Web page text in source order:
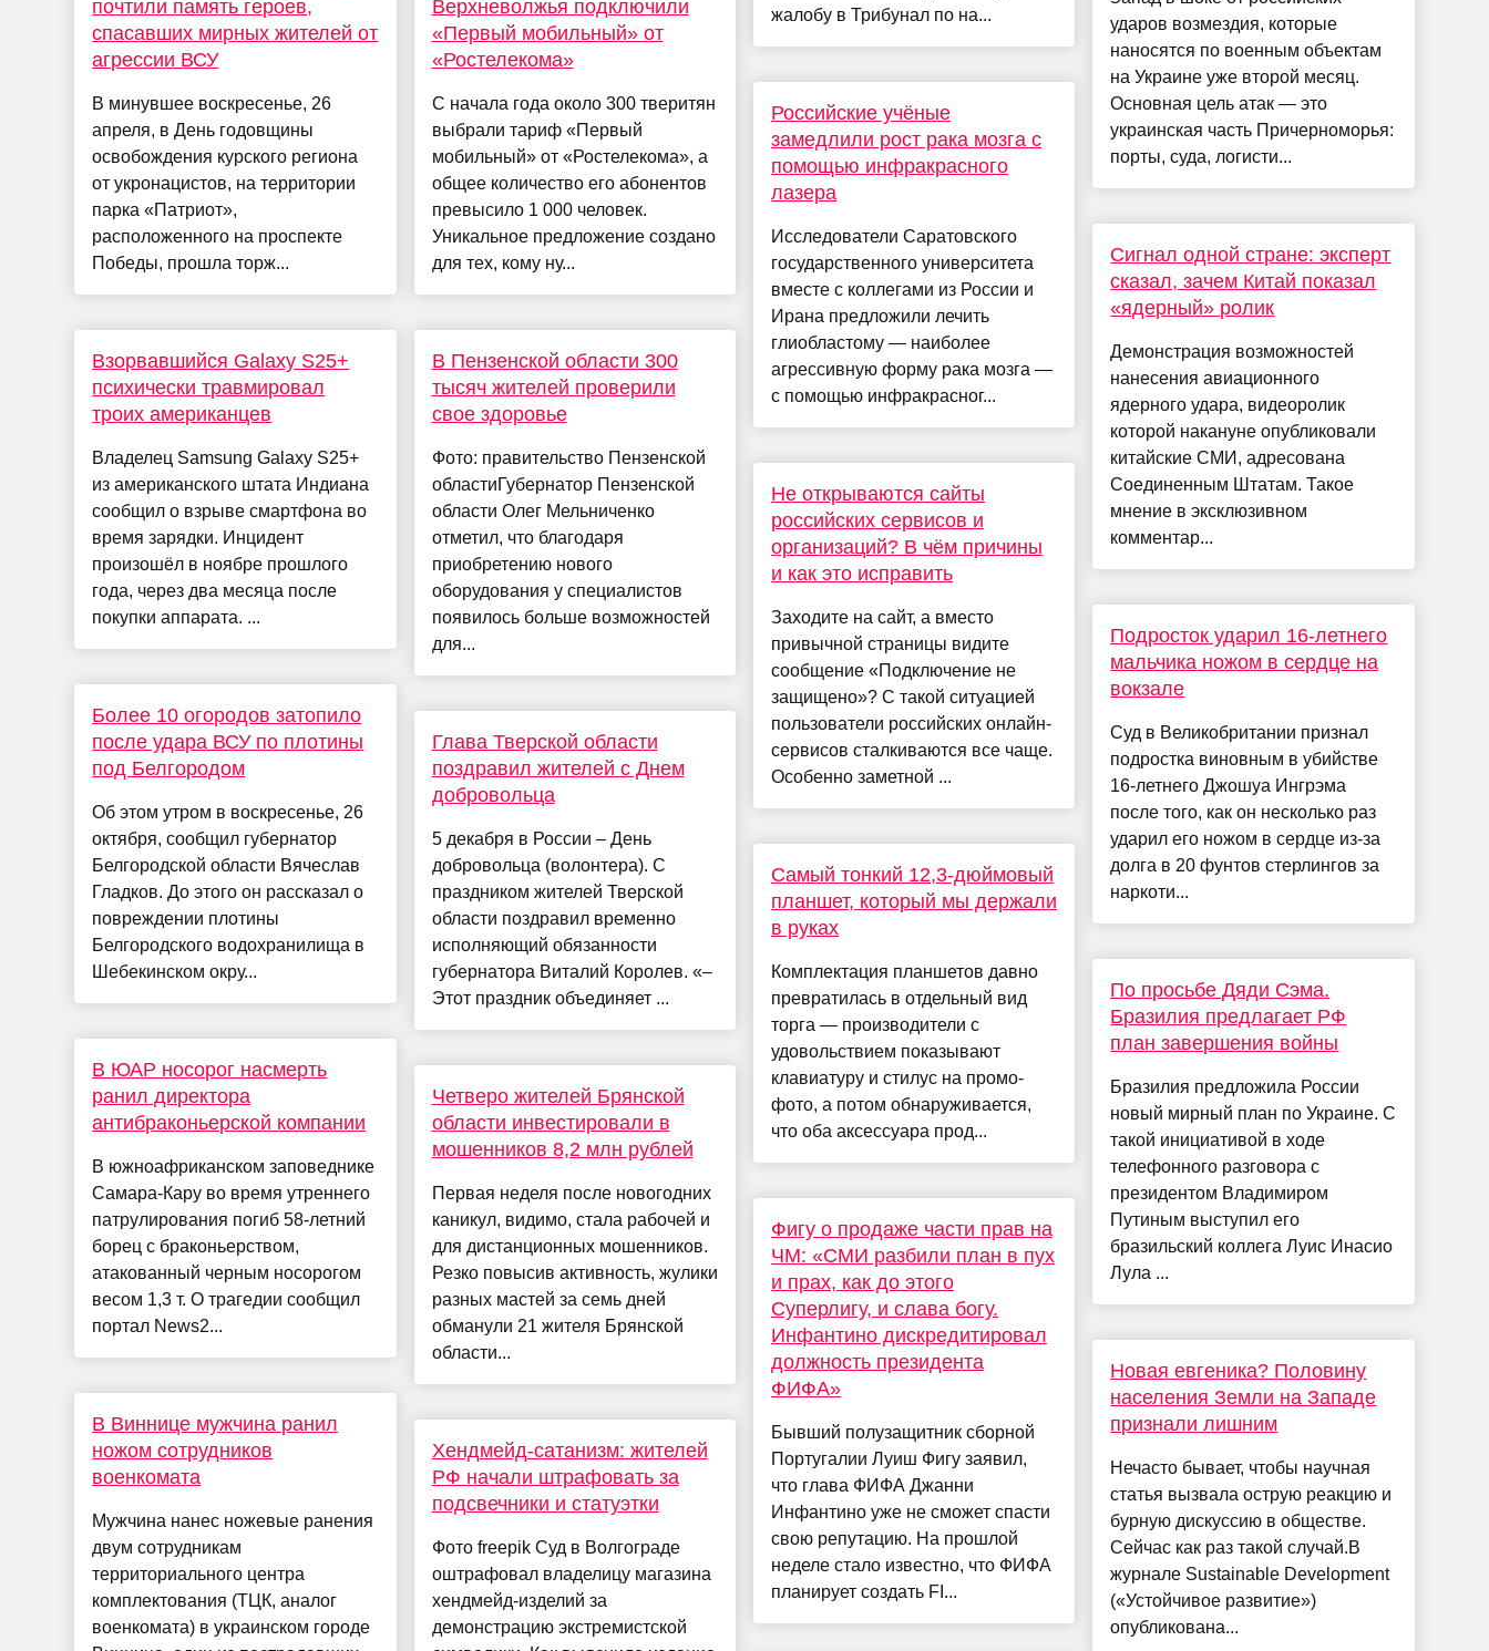
почтили память героев,
спасавших мирных жителей от
агрессии ВСУ
В минувшее воскресенье, 26
апреля, в День годовщины
освобождения курского региона
от укронацистов, на территории
парка «Патриот»,
расположенного на проспекте
Победы, прошла торж...
Взорвавшийся Galaxy S25+
психически травмировал
троих американцев
Владелец Samsung Galaxy S25+
из американского штата Индиана
сообщил о взрыве смартфона во
время зарядки. Инцидент
произошёл в ноябре прошлого
года, через два месяца после
покупки аппарата. ...
Более 10 огородов затопило
после удара ВСУ по плотины
под Белгородом
Об этом утром в воскресенье, 26
октября, сообщил губернатор
Белгородской области Вячеслав
Гладков. До этого он рассказал о
повреждении плотины
Белгородского водохранилища в
Шебекинском окру...
В ЮАР носорог насмерть
ранил директора
антибраконьерской компании
В южноафриканском заповеднике
Самара-Кару во время утреннего
патрулирования погиб 58-летний
борец с браконьерством,
атакованный черным носорогом
весом 1,3 т. О трагедии сообщил
портал News2...
В Виннице мужчина ранил
ножом сотрудников
военкомата
Мужчина нанес ножевые ранения
двум сотрудникам
территориального центра
комплектования (ТЦК, аналог
военкомата) в украинском городе
Верхневолжья подключили
«Первый мобильный» от
«Ростелекома»
С начала года около 300 тверитян
выбрали тариф «Первый
мобильный» от «Ростелекома», а
общее количество его абонентов
превысило 1 000 человек.
Уникальное предложение создано
для тех, кому ну...
В Пензенской области 300
тысяч жителей проверили
свое здоровье
Фото: правительство Пензенской
областиГубернатор Пензенской
области Олег Мельниченко
отметил, что благодаря
приобретению нового
оборудования у специалистов
появилось больше возможностей
для...
Глава Тверской области
поздравил жителей с Днем
добровольца
5 декабря в России – День
добровольца (волонтера). С
праздником жителей Тверской
области поздравил временно
исполняющий обязанности
губернатора Виталий Королев. «–
Этот праздник объединяет ...
Четверо жителей Брянской
области инвестировали в
мошенников 8,2 млн рублей
Первая неделя после новогодних
каникул, видимо, стала рабочей и
для дистанционных мошенников.
Резко повысив активность, жулики
разных мастей за семь дней
обманули 21 жителя Брянской
области...
Хендмейд-сатанизм: жителей
РФ начали штрафовать за
подсвечники и статуэтки
Фото freepik Суд в Волгограде
оштрафовал владелицу магазина
хендмейд-изделий за
демонстрацию экстремистской
жалобу в Трибунал по на...
Российские учёные
замедлили рост рака мозга с
помощью инфракрасного
лазера
Исследователи Саратовского
государственного университета
вместе с коллегами из России и
Ирана предложили лечить
глиобластому — наиболее
агрессивную форму рака мозга —
с помощью инфракрасног...
Не открываются сайты
российских сервисов и
организаций? В чём причины
и как это исправить
Заходите на сайт, а вместо
привычной страницы видите
сообщение «Подключение не
защищено»? С такой ситуацией
пользователи российских онлайн-
сервисов сталкиваются все чаще.
Особенно заметной ...
Самый тонкий 12,3-дюймовый
планшет, который мы держали
в руках
Комплектация планшетов давно
превратилась в отдельный вид
торга — производители с
удовольствием показывают
клавиатуру и стилус на промо-
фото, а потом обнаруживается,
что оба аксессуара прод...
Фигу о продаже части прав на
ЧМ: «СМИ разбили план в пух
и прах, как до этого
Суперлигу, и слава богу.
Инфантино дискредитировал
должность президента
ФИФА»
Бывший полузащитник сборной
Португалии Луиш Фигу заявил,
что глава ФИФА Джанни
Инфантино уже не сможет спасти
свою репутацию. На прошлой
неделе стало известно, что ФИФА
планирует создать FI...
ударов возмездия, которые
наносятся по военным объектам
на Украине уже второй месяц.
Основная цель атак — это
украинская часть Причерноморья:
порты, суда, логисти...
Сигнал одной стране: эксперт
сказал, зачем Китай показал
«ядерный» ролик
Демонстрация возможностей
нанесения авиационного
ядерного удара, видеоролик
которой накануне опубликовали
китайские СМИ, адресована
Соединенным Штатам. Такое
мнение в эксклюзивном
комментар...
Подросток ударил 16-летнего
мальчика ножом в сердце на
вокзале
Суд в Великобритании признал
подростка виновным в убийстве
16-летнего Джошуа Ингрэма
после того, как он несколько раз
ударил его ножом в сердце из-за
долга в 20 фунтов стерлингов за
наркоти...
По просьбе Дяди Сэма.
Бразилия предлагает РФ
план завершения войны
Бразилия предложила России
новый мирный план по Украине. С
такой инициативой в ходе
телефонного разговора с
президентом Владимиром
Путиным выступил его
бразильский коллега Луис Инасио
Лула ...
Новая евгеника? Половину
населения Земли на Западе
признали лишним
Нечасто бывает, чтобы научная
статья вызвала острую реакцию и
бурную дискуссию в обществе.
Сейчас как раз такой случай.В
журнале Sustainable Development
(«Устойчивое развитие»)
опубликована...